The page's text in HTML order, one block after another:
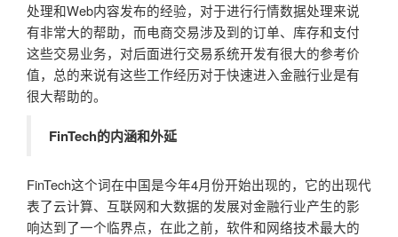
处理和Web内容发布的经验，对于进行行情数据处理来说
有非常大的帮助，而电商交易涉及到的订单、库存和支付
这些交易业务，对后面进行交易系统开发有很大的参考价
值，总的来说有这些工作经历对于快速进入金融行业是有
很大帮助的。
FinTech的内涵和外延
FinTech这个词在中国是今年4月份开始出现的，它的出现代
表了云计算、互联网和大数据的发展对金融行业产生的影
响达到了一个临界点，在此之前，软件和网络技术最大的